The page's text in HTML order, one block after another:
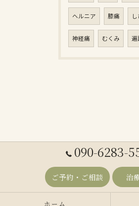
ヘルニア 膝痛
神経痛 むくみ 遍
090-6283-
ご予約・ご相談 治
ホーム